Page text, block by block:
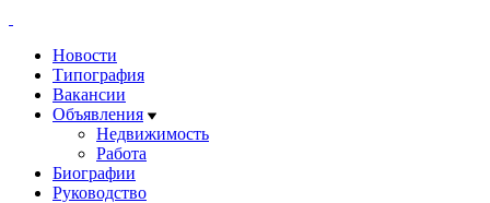
Новости
Типография
Вакансии
Объявления
Недвижимость
Работа
Биографии
Руководство